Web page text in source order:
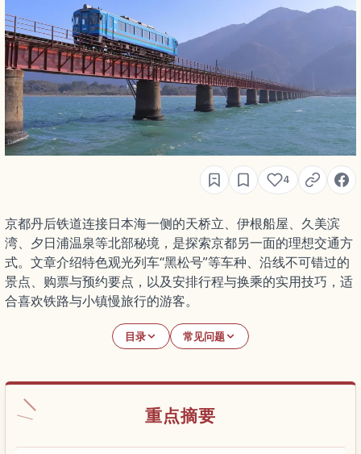
4
京都丹后铁道连接日本海一侧的天桥立、伊根船屋、久美滨
湾、夕日浦温泉等北部秘境，是探索京都另一面的理想交通方
式。文章介绍特色观光列车“黑松号”等车种、沿线不可错过的
景点、购票与预约要点，以及安排行程与换乘的实用技巧，适
合喜欢铁路与小镇慢旅行的游客。
目录 常见问题
重点摘要